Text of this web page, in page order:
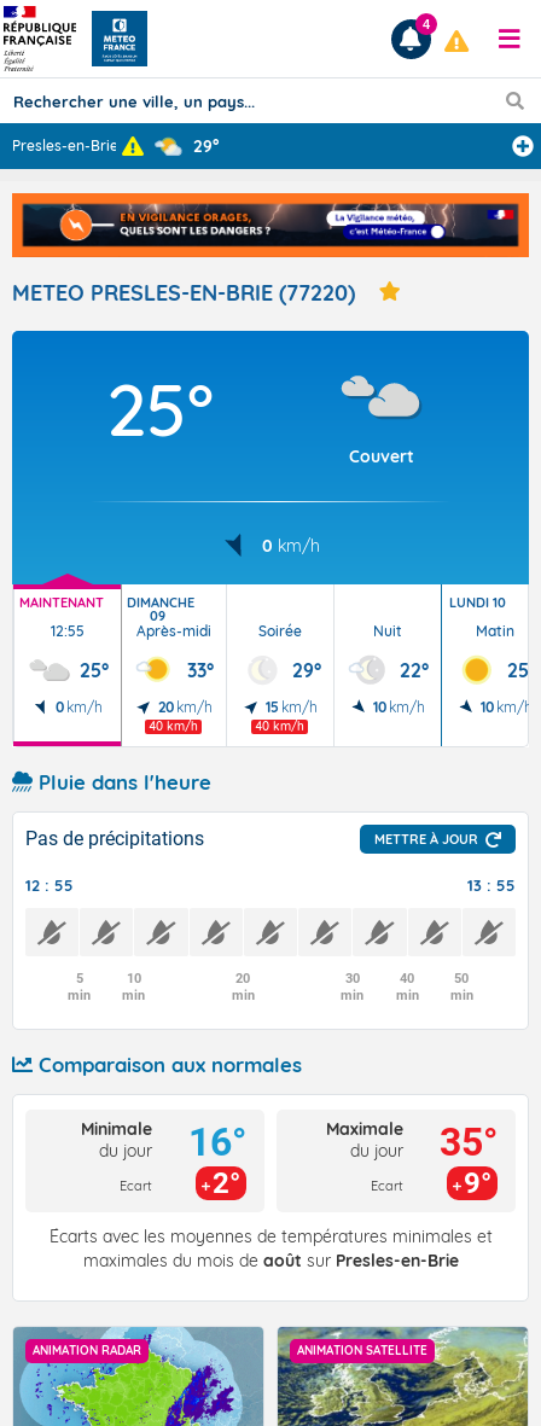
Prévisions
TOUS LES RÉSULTATS
Articles
4
Presles-en-Brie ... 29°
METEO PRESLES-EN-BRIE (77220)
25°
Couvert
0 km/h
MAINTENANT
12:55
25°
0 km/h
DIMANCHE
09
Après-midi
33°
20 km/h
40 km/h
Soirée
29°
15 km/h
40 km/h
Nuit
22°
10 km/h
LUNDI 10
Matin
25°
10 km/h
Pluie dans l'heure
Pas de précipitations METTRE À JOUR
12 : 55 13 : 55
5
min
10
min
20
min
30
min
40
min
50
min
Comparaison aux normales
Minimale
du jour
Ecart
16°
2°
Maximale
du jour
Ecart
35°
9°
Écarts avec les moyennes de températures minimales et
maximales du mois de août sur Presles-en-Brie
ANIMATION RADAR ANIMATION SATELLITE